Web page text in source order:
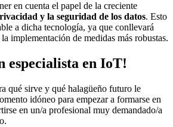
en cuenta el papel de la creciente
y la seguridad de los datos. Esto
a dicha tecnología, ya que conllevará
implementación de medidas más robustas.
especialista en IoT!
qué sirve y qué halagüeño futuro le
idóneo para empezar a formarse en
en un/a profesional muy demandado/a